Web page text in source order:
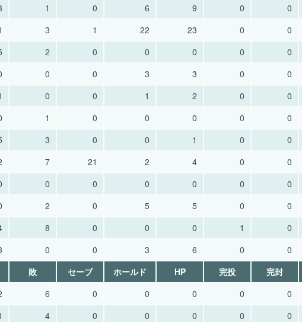
1 0 6 9 0 0
3 1 22 23 0 0
2 0 0 0 0 0
0 0 3 3 0 0
0 0 1 2 0 0
1 0 0 0 0 0
3 0 0 1 0 0
7 21 2 4 0 0
0 0 0 0 0 0
2 0 5 5 0 0
8 0 0 0 1 0
0 0 3 6 0 0
敗 セーブ ホールド HP 完投 完封
6 0 0 0 0 0
4 0 0 0 0 0